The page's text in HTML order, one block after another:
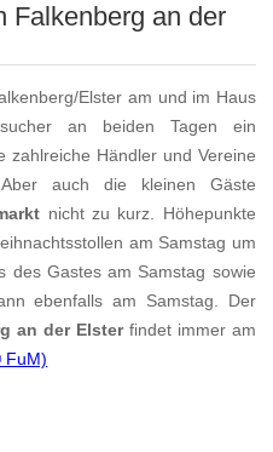
an der
Elster am und im Haus
an beiden Tagen ein
zahlreiche Händler und Vereine
auch die kleinen Gäste
nicht zu kurz. Höhepunkte
am Samstag um
des Gastes am Samstag sowie
ebenfalls am Samstag. Der
an der Elsterfindet immer am
FuM)